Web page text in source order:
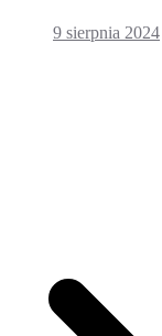
9 sierpnia 2024